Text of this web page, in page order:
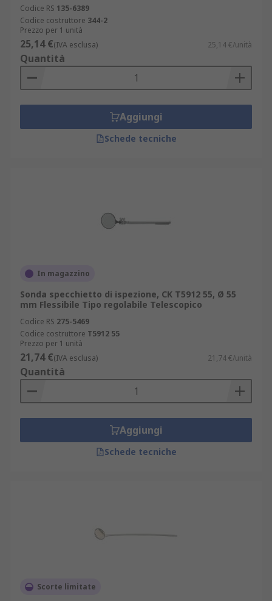
Codice RS 135-6389
Codice costruttore 344-2
Prezzo per 1 unità
25,14 €(IVA esclusa) 25,14 €/unità
Quantità
Aggiungi
Schede tecniche
In magazzino
Sonda specchietto di ispezione, CK T5912 55, Ø 55
mm Flessibile Tipo regolabile Telescopico
Codice RS 275-5469
Codice costruttore T5912 55
Prezzo per 1 unità
21,74 €(IVA esclusa) 21,74 €/unità
Quantità
Aggiungi
Schede tecniche
Scorte limitate